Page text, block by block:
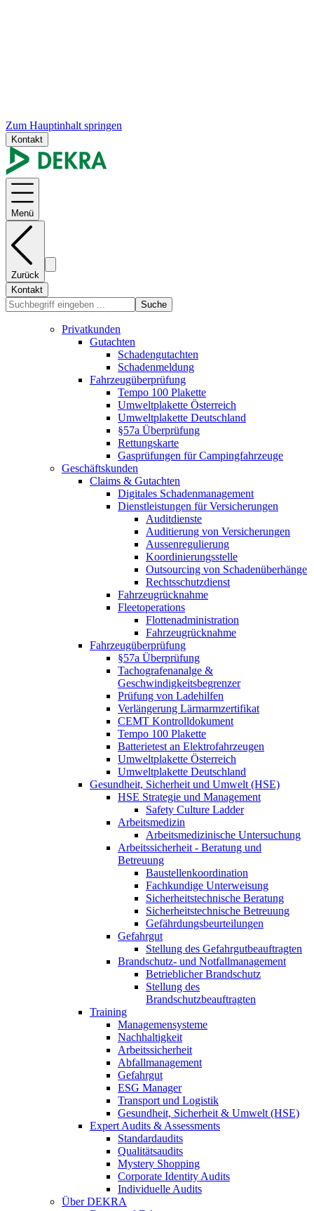
Zum Hauptinhalt springen
Kontakt
Menü
Zurück
Kontakt
Suche
Privatkunden
Gutachten
Schadengutachten
Schadenmeldung
Fahrzeugüberprüfung
Tempo 100 Plakette
Umweltplakette Österreich
Umweltplakette Deutschland
§57a Überprüfung
Rettungskarte
Gasprüfungen für Campingfahrzeuge
Geschäftskunden
Claims & Gutachten
Digitales Schadenmanagement
Dienstleistungen für Versicherungen
Auditdienste
Auditierung von Versicherungen
Aussenregulierung
Koordinierungsstelle
Outsourcing von Schadenüberhänge
Rechtsschutzdienst
Fahrzeugrücknahme
Fleetoperations
Flottenadministration
Fahrzeugrücknahme
Fahrzeugüberprüfung
§57a Überprüfung
Tachografenanalge &
Geschwindigkeitsbegrenzer
Prüfung von Ladehilfen
Verlängerung Lärmarmzertifikat
CEMT Kontrolldokument
Tempo 100 Plakette
Batterietest an Elektrofahrzeugen
Umweltplakette Österreich
Umweltplakette Deutschland
Gesundheit, Sicherheit und Umwelt (HSE)
HSE Strategie und Management
Safety Culture Ladder
Arbeitsmedizin
Arbeitsmedizinische Untersuchung
Arbeitssicherheit - Beratung und
Betreuung
Baustellenkoordination
Fachkundige Unterweisung
Sicherheitstechnische Beratung
Sicherheitstechnische Betreuung
Gefährdungsbeurteilungen
Gefahrgut
Stellung des Gefahrgutbeauftragten
Brandschutz- und Notfallmanagement
Betrieblicher Brandschutz
Stellung des
Brandschutzbeauftragten
Training
Managemensysteme
Nachhaltigkeit
Arbeitssicherheit
Abfallmanagement
Gefahrgut
ESG Manager
Transport und Logistik
Gesundheit, Sicherheit & Umwelt (HSE)
Expert Audits & Assessments
Standardaudits
Qualitätsaudits
Mystery Shopping
Corporate Identity Audits
Individuelle Audits
Über DEKRA